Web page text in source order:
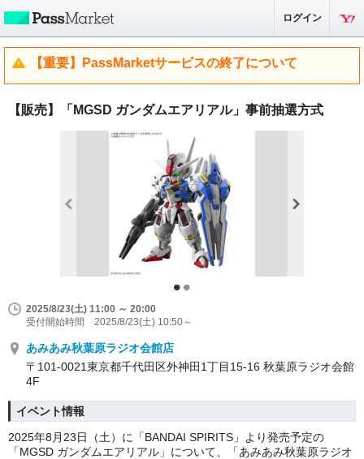
ログイン
【重要】PassMarketサービスの終了について
【販売】「MGSD ガンダムエアリアル」事前抽選方式
2025/8/23(土) 11:00 ～ 20:00
受付開始時間 2025/8/23(土) 10:50～
あみあみ秋葉原ラジオ会館店
〒101-0021東京都千代田区外神田1丁目15-16 秋葉原ラジオ会館
4F
イベント情報
2025年8月23日（土）に「BANDAI SPIRITS」より発売予定の
「MGSD ガンダムエアリアル」について、「あみあみ秋葉原ラジオ